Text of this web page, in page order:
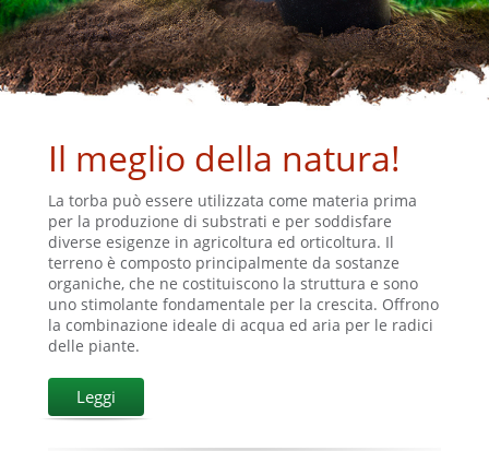
Il meglio della natura!
La torba può essere utilizzata come materia prima
per la produzione di substrati e per soddisfare
diverse esigenze in agricoltura ed orticoltura. Il
terreno è composto principalmente da sostanze
organiche, che ne costituiscono la struttura e sono
uno stimolante fondamentale per la crescita. Offrono
la combinazione ideale di acqua ed aria per le radici
delle piante.
Leggi